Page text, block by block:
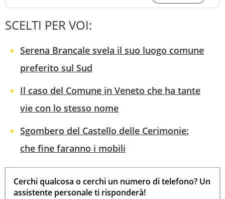
SCELTI PER VOI:
Serena Brancale svela il suo luogo comune
preferito sul Sud
Il caso del Comune in Veneto che ha tante
vie con lo stesso nome
Sgombero del Castello delle Cerimonie:
che fine faranno i mobili
Cerchi qualcosa o cerchi un numero di telefono? Un
assistente personale ti risponderà!